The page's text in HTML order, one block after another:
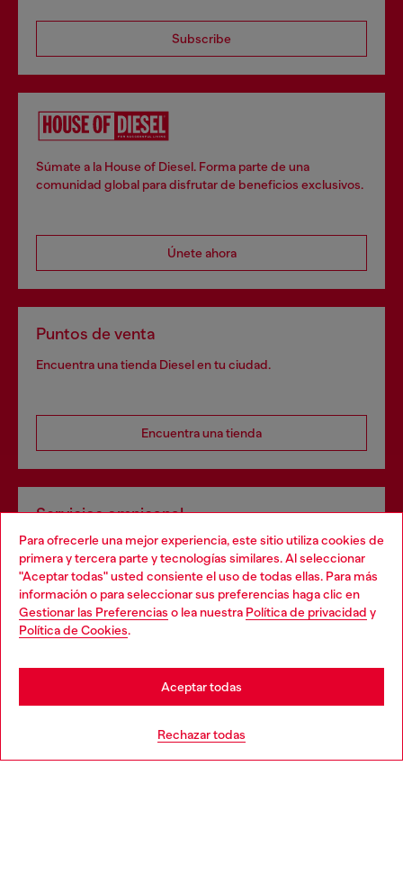
Para ofrecerle una mejor experiencia, este sitio utiliza cookies de
primera y tercera parte y tecnologías similares. Al seleccionar
"Aceptar todas" usted consiente el uso de todas ellas. Para más
información o para seleccionar sus preferencias haga clic en
Gestionar las Preferencias o lea nuestra Política de privacidad y
Política de Cookies.
Rechazar todas
Aceptar todas
Subscribe
Súmate a la House of Diesel. Forma parte de una
comunidad global para disfrutar de beneficios exclusivos.
Únete ahora
Puntos de venta
Encuentra una tienda Diesel en tu ciudad.
Encuentra una tienda
Servicios omnicanal
Descubre todos nuestros servicios, tanto en línea como
en la tienda.
Choose your location
You are currently browsing España website, but it seems you
may be based in United States